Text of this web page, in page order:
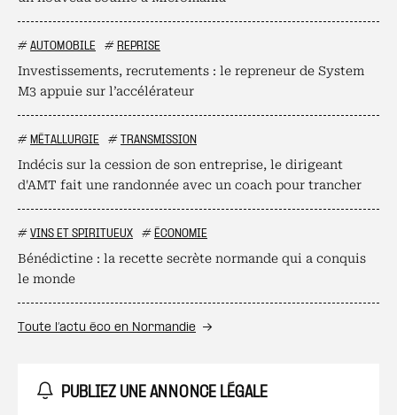
# AUTOMOBILE # REPRISE
Investissements, recrutements : le repreneur de System
M3 appuie sur l’accélérateur
# MÉTALLURGIE # TRANSMISSION
Indécis sur la cession de son entreprise, le dirigeant
d'AMT fait une randonnée avec un coach pour trancher
# VINS ET SPIRITUEUX # ÉCONOMIE
Bénédictine : la recette secrète normande qui a conquis
le monde
Toute l’actu éco en Normandie
PUBLIEZ UNE ANNONCE LÉGALE